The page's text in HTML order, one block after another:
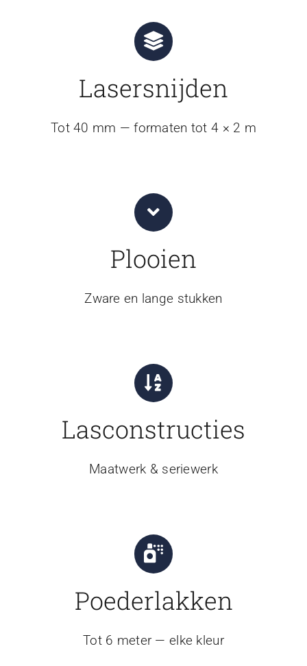
Lasersnijden
Tot 40 mm — formaten tot 4 × 2 m
Plooien
Zware en lange stukken
Lasconstructies
Maatwerk & seriewerk
Poederlakken
Tot 6 meter — elke kleur